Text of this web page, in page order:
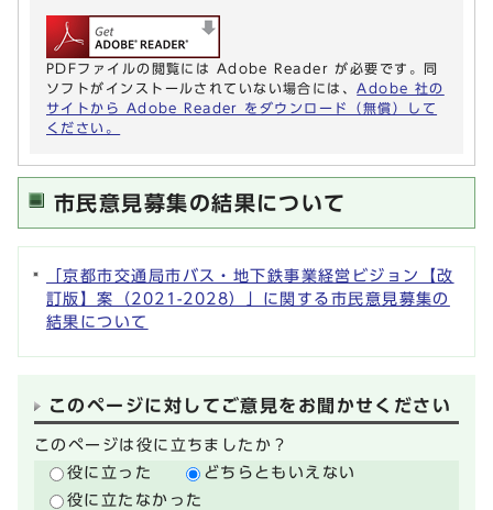
PDFファイルの閲覧には Adobe Reader が必要です。同
ソフトがインストールされていない場合には、 Adobe 社の
サイトから Adobe Reader をダウンロード（無償）して
ください。
市民意見募集の結果について
「京都市交通局市バス・地下鉄事業経営ビジョン【改
訂版】案（2021-2028）」に関する市民意見募集の
結果について
このページに対してご意見をお聞かせください
このページは役に立ちましたか？
役に立った
どちらともいえない
役に立たなかった